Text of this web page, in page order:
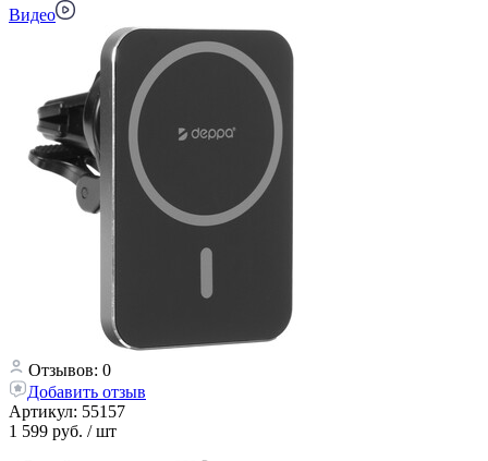
Видео
Отзывов: 0
Добавить отзыв
Артикул: 55157
1 599 руб. / шт